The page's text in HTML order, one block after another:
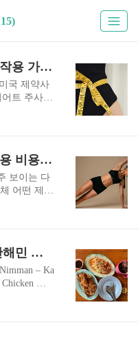
마운자로 다이어트 효과와 부작용 가격 총정리
국 제약사
트 주사제
파타이드
운자로는 G
억제하고,
조절합
는 체중 감
/ 인슐린
위고비 다이어트 효과와 부작용 비용 총정리
보이는 다
어떤 제품
이어트에
같은 성
비는 체중
요. 2. 위고
건 진짜
한 식욕
치앙마이 치킨 맛집 추천 님만해민 로컬 맛집 까이앙청더이 vs 위치안부리 비교 리뷰
– Ka
치
역의 현